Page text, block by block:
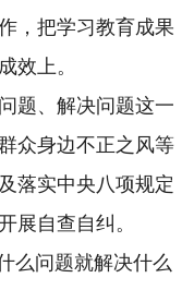
，把学习教育成果
效上。
、解决问题这一
众身边不正之风等
落实中央八项规定
展自查自纠。
么问题就解决什么